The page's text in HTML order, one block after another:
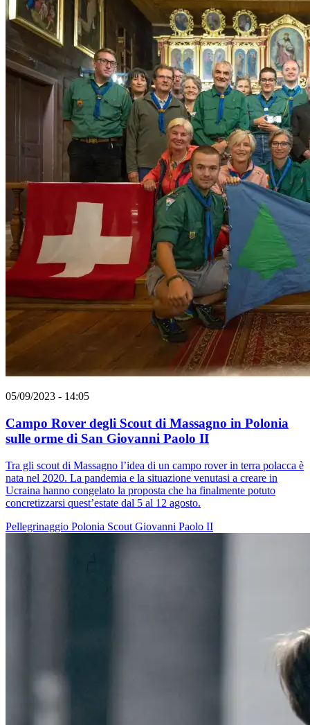
05/09/2023 - 14:05
Campo Rover degli Scout di Massagno in Polonia
sulle orme di San Giovanni Paolo II
Tra gli scout di Massagno l’idea di un campo rover in terra polacca è
nata nel 2020. La pandemia e la situazione venutasi a creare in
Ucraina hanno congelato la proposta che ha finalmente potuto
concretizzarsi quest’estate dal 5 al 12 agosto.
Pellegrinaggio Polonia Scout Giovanni Paolo II